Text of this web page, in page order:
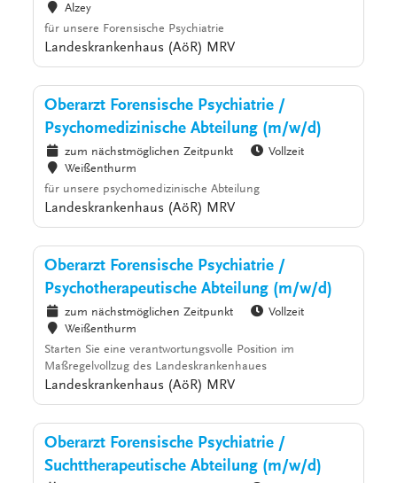
Alzey
für unsere Forensische Psychiatrie
Landeskrankenhaus (AöR) MRV
Oberarzt Forensische Psychiatrie /
Psychomedizinische Abteilung (m/w/d)
zum nächstmöglichen Zeitpunkt
Vollzeit
Weißenthurm
für unsere psychomedizinische Abteilung
Landeskrankenhaus (AöR) MRV
Oberarzt Forensische Psychiatrie /
Psychotherapeutische Abteilung (m/w/d)
zum nächstmöglichen Zeitpunkt
Vollzeit
Weißenthurm
Starten Sie eine verantwortungsvolle Position im
Maßregelvollzug des Landeskrankenhaues
Landeskrankenhaus (AöR) MRV
Oberarzt Forensische Psychiatrie /
Suchttherapeutische Abteilung (m/w/d)